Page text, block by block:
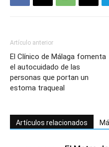
Artículo anterior
El Clínico de Málaga fomenta
el autocuidado de las
personas que portan un
estoma traqueal
Artículos relacionados